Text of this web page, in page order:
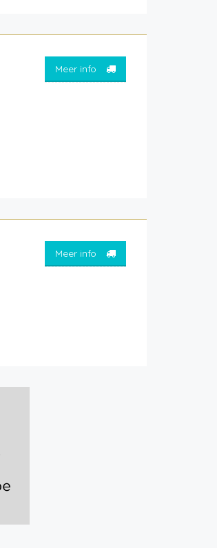
Meer info
Meer info